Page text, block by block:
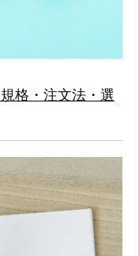
格・注文法・選